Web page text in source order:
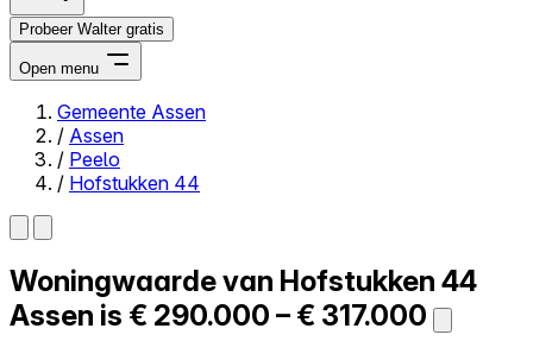
Probeer Walter gratis
Open menu
Close menu
Zelf kopen
Alles-in-één
Reviews
Gemeente Assen
/ Assen
/ Peelo
/ Hofstukken 44
Woningwaarde van Hofstukken 44
Assen is € 290.000 – € 317.000